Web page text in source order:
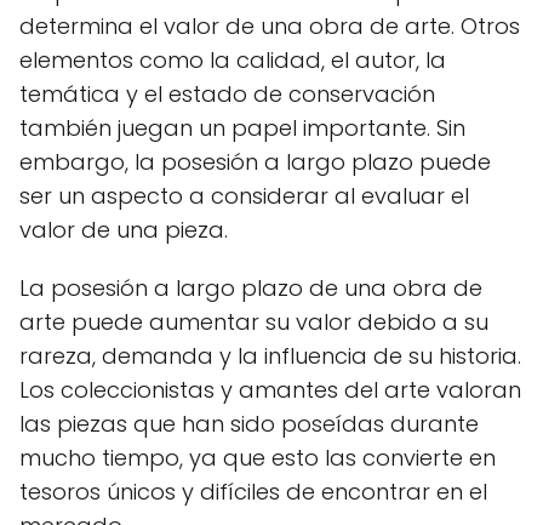
determina el valor de una obra de arte. Otros
elementos como la calidad, el autor, la
temática y el estado de conservación
también juegan un papel importante. Sin
embargo, la posesión a largo plazo puede
ser un aspecto a considerar al evaluar el
valor de una pieza.
La posesión a largo plazo de una obra de
arte puede aumentar su valor debido a su
rareza, demanda y la influencia de su historia.
Los coleccionistas y amantes del arte valoran
las piezas que han sido poseídas durante
mucho tiempo, ya que esto las convierte en
tesoros únicos y difíciles de encontrar en el